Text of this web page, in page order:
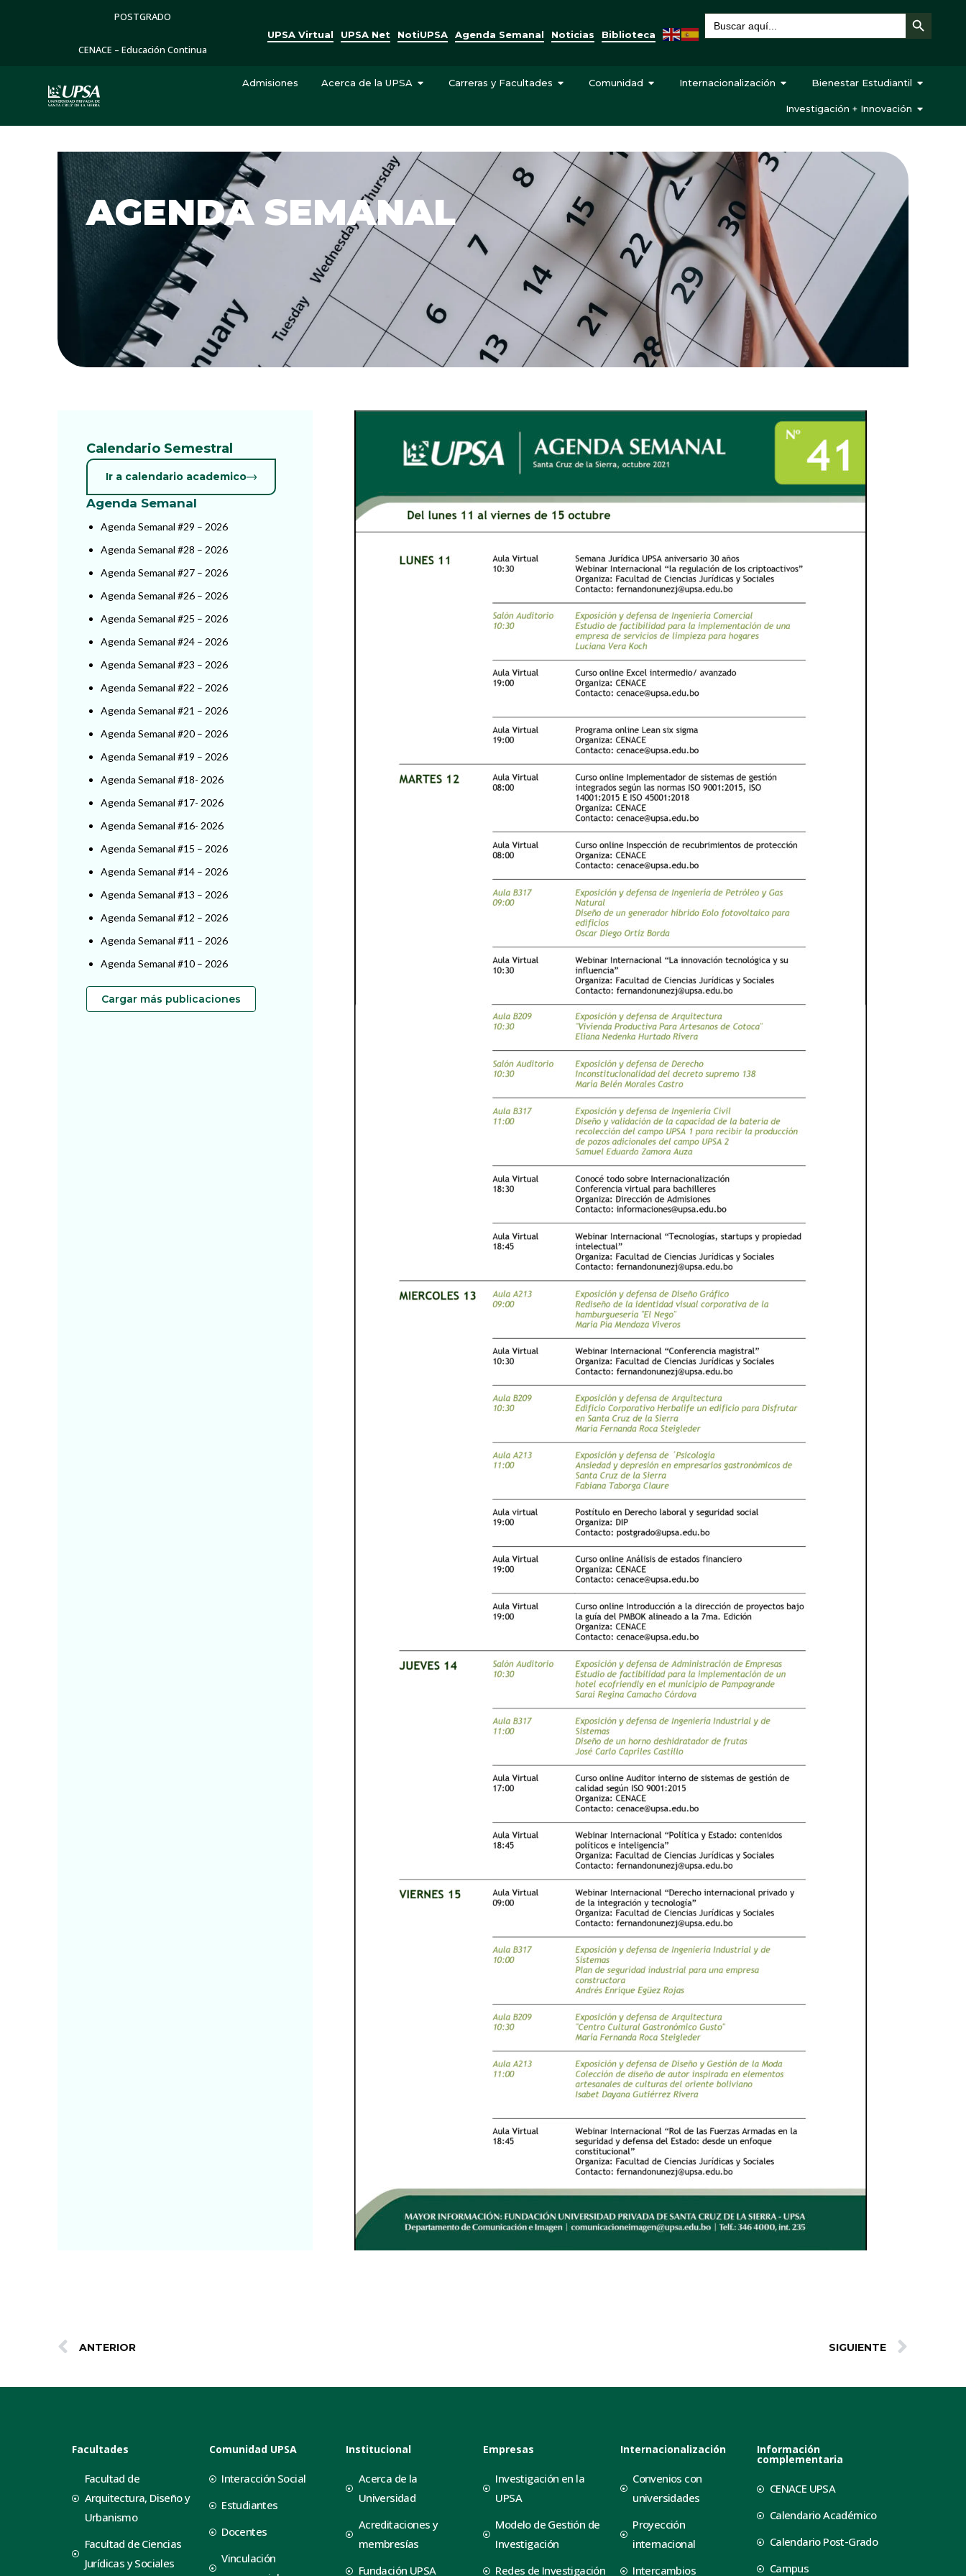
POSTGRADO
CENACE – Educación Continua
UPSA Virtual UPSA Net NotiUPSA Agenda Semanal Noticias Biblioteca
Buscar: Botón de búsqueda
Admisiones Acerca de la UPSA Carreras y Facultades Comunidad Internacionalización Bienestar Estudiantil
Investigación + Innovación
AGENDA SEMANAL
Calendario Semestral
Ir a calendario academico
Agenda Semanal
Agenda Semanal #29 – 2026
Agenda Semanal #28 – 2026
Agenda Semanal #27 – 2026
Agenda Semanal #26 – 2026
Agenda Semanal #25 – 2026
Agenda Semanal #24 – 2026
Agenda Semanal #23 – 2026
Agenda Semanal #22 – 2026
Agenda Semanal #21 – 2026
Agenda Semanal #20 – 2026
Agenda Semanal #19 – 2026
Agenda Semanal #18- 2026
Agenda Semanal #17- 2026
Agenda Semanal #16- 2026
Agenda Semanal #15 – 2026
Agenda Semanal #14 – 2026
Agenda Semanal #13 – 2026
Agenda Semanal #12 – 2026
Agenda Semanal #11 – 2026
Agenda Semanal #10 – 2026
Cargar más publicaciones
ANTERIOR SIGUIENTE
Facultades
Facultad de
Arquitectura, Diseño y
Urbanismo
Facultad de Ciencias
Jurídicas y Sociales
Comunidad UPSA
Interacción Social
Estudiantes
Docentes
Vinculación
Institucional
Acerca de la
Universidad
Acreditaciones y
membresías
Fundación UPSA
Empresas
Investigación en la
UPSA
Modelo de Gestión de
Investigación
Redes de Investigación
Internacionalización
Convenios con
universidades
Proyección
internacional
Intercambios
Información
complementaria
CENACE UPSA
Calendario Académico
Calendario Post-Grado
Campus